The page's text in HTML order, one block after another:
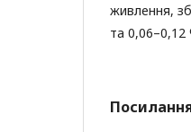
живлення,
та 0,06–0,12